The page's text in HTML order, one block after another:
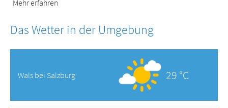
Mehr erfahren
Das Wetter in der Umgebung
Wals bei Salzburg 29 °C